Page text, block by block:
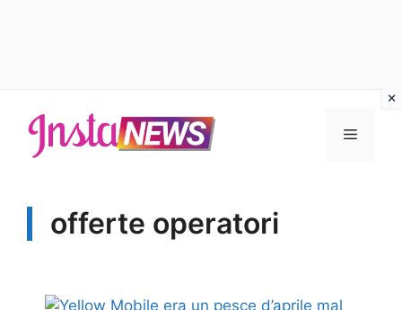
contenuto
Menu
offerte operatori